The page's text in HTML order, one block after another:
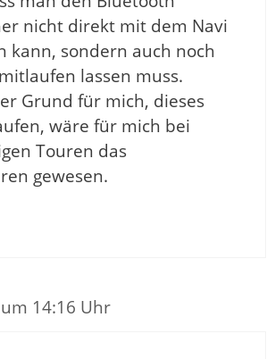
nicht direkt mit dem Navi
kann, sondern auch noch
lassen muss.
Grund für mich, dieses
wäre für mich bei
Touren das
gewesen.
14:16 Uhr